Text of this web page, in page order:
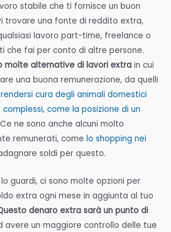
stabile che ti fornisce un buon
trovare una fonte di reddito extra,
lavoro part-time, freelance o
che fai per conto di altre persone.
molte alternative di lavori extra in cui
una buona remunerazione, da quelli
cura degli animali domestici
complessi, come la posizione di un
Ce ne sono anche alcuni molto
remunerati, come lo shopping nei
soldi per questo.
guardi, ci sono molte opzioni per
extra ogni mese in aggiunta al tuo
denaro extra sarà un punto di
avere un maggiore controllo delle tue